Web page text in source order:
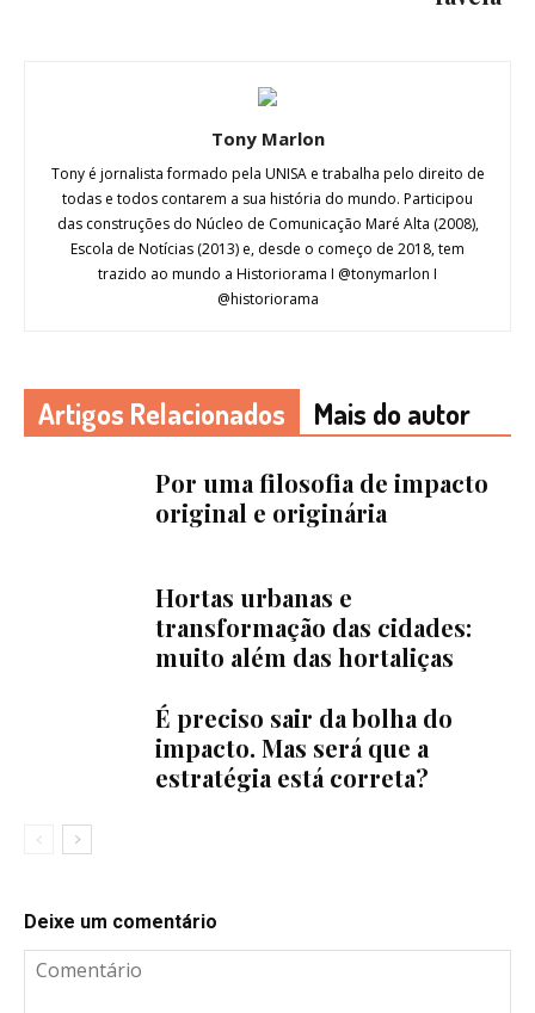
Tony Marlon
Tony é jornalista formado pela UNISA e trabalha pelo direito de
todas e todos contarem a sua história do mundo. Participou
das construções do Núcleo de Comunicação Maré Alta (2008),
Escola de Notícias (2013) e, desde o começo de 2018, tem
trazido ao mundo a Historiorama I @tonymarlon I
@historiorama
Artigos Relacionados Mais do autor
Por uma filosofia de impacto
original e originária
Hortas urbanas e
transformação das cidades:
muito além das hortaliças
É preciso sair da bolha do
impacto. Mas será que a
estratégia está correta?
Deixe um comentário